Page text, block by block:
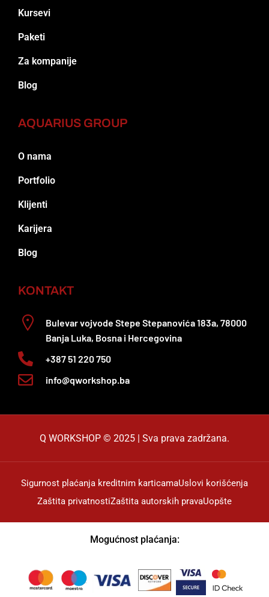
Kursevi
Paketi
Za kompanije
Blog
AQUARIUS GROUP
O nama
Portfolio
Klijenti
Karijera
Blog
KONTAKT
Bulevar vojvode Stepe Stepanovića 183a, 78000
Banja Luka, Bosna i Hercegovina
+387 51 220 750
info@qworkshop.ba
Q WORKSHOP © 2025 | Sva prava zadržana.
Sigurnost plaćanja kreditnim karticamaUslovi korišćenja
Zaštita privatnostiZaštita autorskih pravaUopšte
Mogućnost plaćanja: